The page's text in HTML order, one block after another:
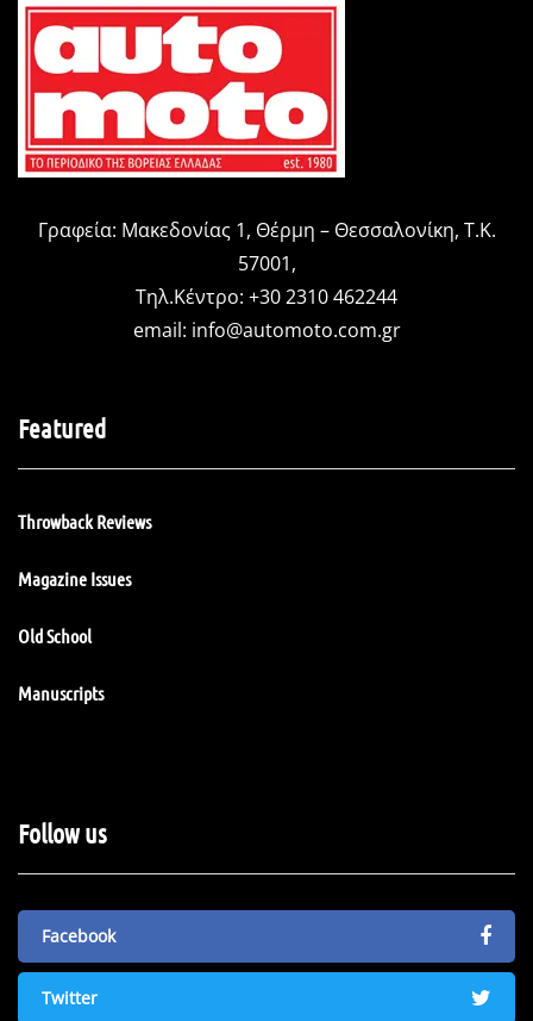
Γραφεία: Μακεδονίας 1, Θέρμη – Θεσσαλονίκη, Τ.Κ.
57001,
Τηλ.Κέντρο: +30 2310 462244
email: info@automoto.com.gr
Featured
Throwback Reviews
Magazine Issues
Old School
Manuscripts
Follow us
Facebook
Twitter